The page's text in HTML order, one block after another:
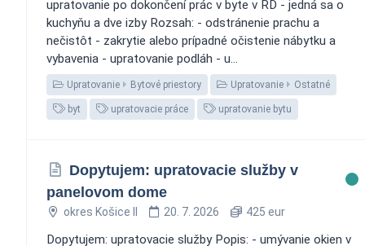
upratovanie po dokončení prác v byte v RD - jedná sa o
kuchyňu a dve izby Rozsah: - odstránenie prachu a
nečistôt - zakrytie alebo prípadné očistenie nábytku a
vybavenia - upratovanie podláh - u...
Upratovanie Bytové priestory Upratovanie Ostatné
byt upratovacie práce upratovanie bytu
Dopytujem: upratovacie služby v
panelovom dome
okres Košice II 20. 7. 2026 425 eur
Dopytujem: upratovacie služby Popis: - umývanie okien v